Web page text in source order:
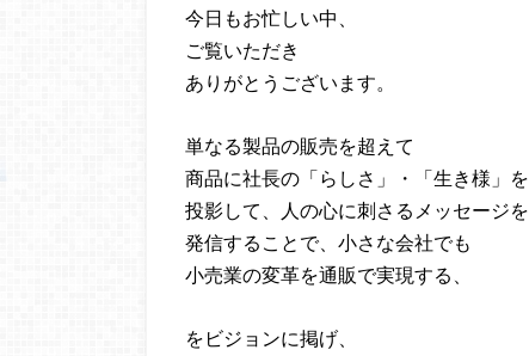
今日もお忙しい中、
ご覧いただき
ありがとうございます。
単なる製品の販売を超えて
商品に社長の「らしさ」・「生き様」を
投影して、人の心に刺さるメッセージを
発信することで、小さな会社でも
小売業の変革を通販で実現する、
をビジョンに掲げ、